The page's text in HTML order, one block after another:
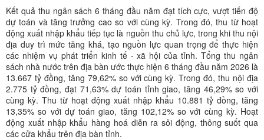
Kết quả thu ngân sách 6 tháng đầu năm đạt tích cực, vượt tiến độ
dự toán và tăng trưởng cao so với cùng kỳ. Trong đó, thu từ hoạt
động xuất nhập khẩu tiếp tục là nguồn thu chủ lực, trong khi thu nội
địa duy trì mức tăng khá, tạo nguồn lực quan trọng để thực hiện
các nhiệm vụ phát triển kinh tế - xã hội của tỉnh. Tổng thu ngân
sách nhà nước trên địa bàn ước thực hiện 6 tháng đầu năm 2026 là
13.667 tỷ đồng, tăng 79,62% so với cùng kỳ. Trong đó, thu nội địa
2.775 tỷ đồng, đạt 71,63% dự toán tỉnh giao, tăng 46,29% so với
cùng kỳ. Thu từ hoạt động xuất nhập khẩu 10.881 tỷ đồng, tăng
13,35% so với dự toán giao, tăng 102,12% so với cùng kỳ. Hoạt
động xuất nhập khẩu hàng hoá diễn ra sôi động, thông suốt qua
các cửa khẩu trên địa bàn tỉnh.